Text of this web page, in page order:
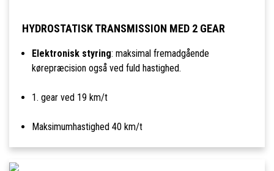
HYDROSTATISK TRANSMISSION MED 2 GEAR
Elektronisk styring: maksimal fremadgående
kørepræcision også ved fuld hastighed.
1. gear ved 19 km/t
Maksimumhastighed 40 km/t